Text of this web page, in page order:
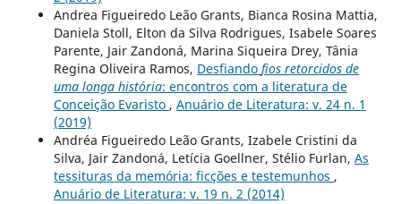
Andrea Figueiredo Leão Grants, Bianca Rosina Mattia,
Daniela Stoll, Elton da Silva Rodrigues, Isabele Soares
Parente, Jair Zandoná, Marina Siqueira Drey, Tânia
Regina Oliveira Ramos, Desfiando fios retorcidos de
uma longa história: encontros com a literatura de
Conceição Evaristo , Anuário de Literatura: v. 24 n. 1
(2019)
Andréa Figueiredo Leão Grants, Izabele Cristini da
Silva, Jair Zandoná, Letícia Goellner, Stélio Furlan, As
tessituras da memória: ficções e testemunhos ,
Anuário de Literatura: v. 19 n. 2 (2014)